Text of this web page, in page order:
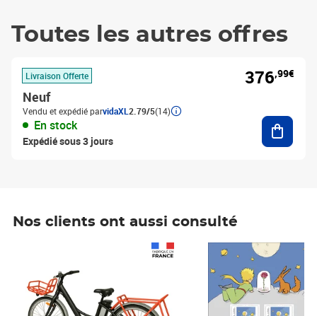
Toutes les autres offres
Livraison Offerte
Neuf
Vendu et expédié parvidaXL 2.79/5(14)
En stock
Expédié sous 3 jours
376,99€
Nos clients ont aussi consulté
Prix 7,50€